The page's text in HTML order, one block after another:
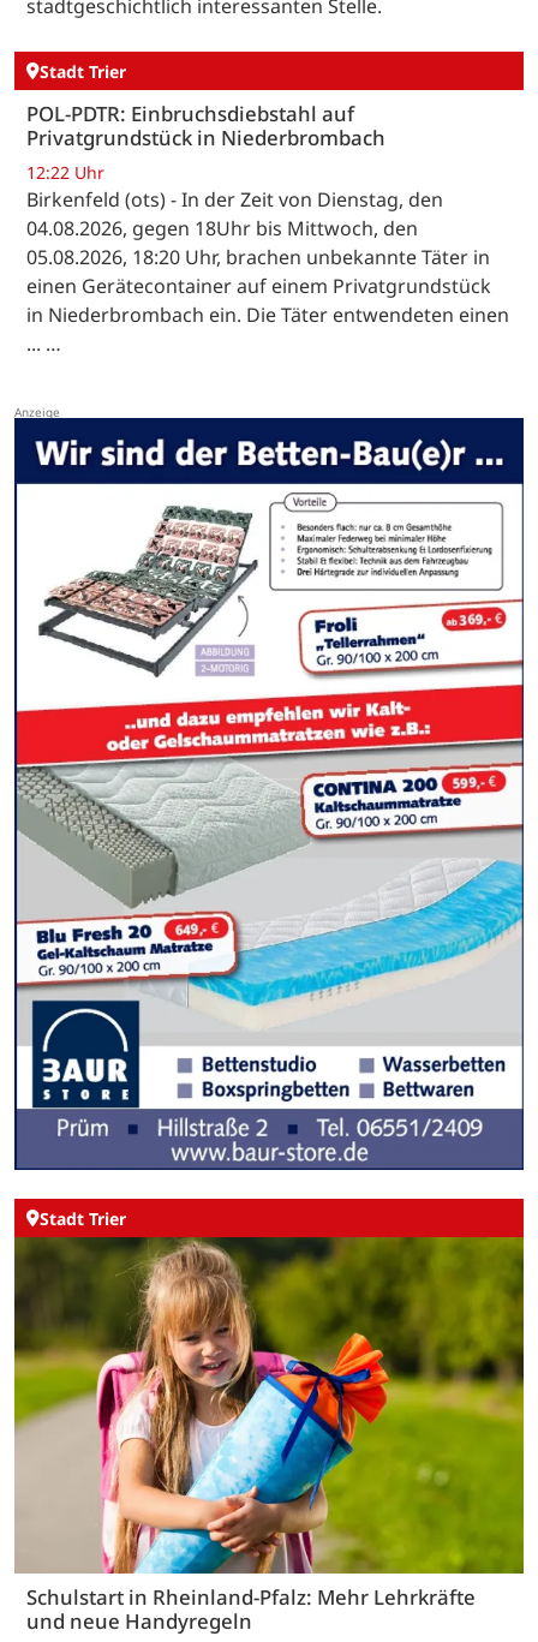
stadtgeschichtlich interessanten Stelle.
Stadt Trier
POL-PDTR: Einbruchsdiebstahl auf
Privatgrundstück in Niederbrombach
12:22 Uhr
Birkenfeld (ots) - In der Zeit von Dienstag, den
04.08.2026, gegen 18Uhr bis Mittwoch, den
05.08.2026, 18:20 Uhr, brachen unbekannte Täter in
einen Gerätecontainer auf einem Privatgrundstück
in Niederbrombach ein. Die Täter entwendeten einen
... …
Stadt Trier
Schulstart in Rheinland-Pfalz: Mehr Lehrkräfte
und neue Handyregeln